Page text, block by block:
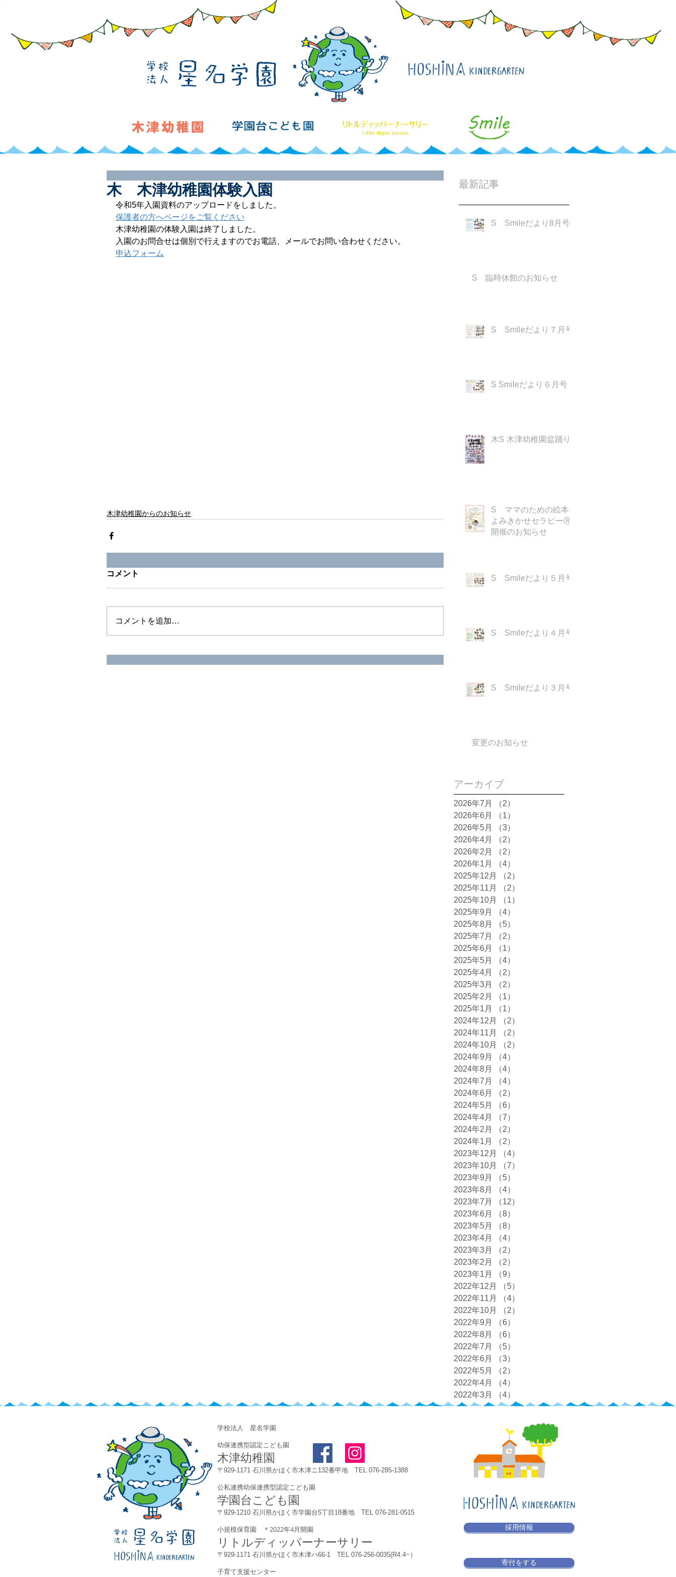
木 木津幼稚園体験入園
令和5年入園資料のアップロードをしました。
保護者の方へページをご覧ください
木津幼稚園の体験入園は終了しました。
入園のお問合せは個別で行えますのでお電話、メールでお問い合わせください。
申込フォーム
木津幼稚園からのお知らせ
コメント
コメントを追加…
最新記事
S Smileだより8月号
S 臨時休館のお知らせ
S Smileだより７月号
S Smileだより６月号
木S 木津幼稚園盆踊り
S ママのための絵本
よみきかせセラピーⓇ
開催のお知らせ
S Smileだより５月号
S Smileだより４月号
S Smileだより３月号
変更のお知らせ
アーカイブ
2026年7月 （2）
2026年6月
（1）
2026年5月
（3）
2026年4月
（2）
2026年2月
（2）
2026年1月
（4）
2025年12月
（2）
2025年11月
（2）
2025年10月
（1）
2025年9月
（4）
2025年8月
（5）
2025年7月
（2）
2025年6月
（1）
2025年5月
（4）
2025年4月
（2）
2025年3月
（2）
2025年2月
（1）
2025年1月
（1）
2024年12月
（2）
2024年11月
（2）
2024年10月
（2）
2024年9月
（4）
2024年8月
（4）
2024年7月
（4）
2024年6月
（2）
2024年5月
（6）
2024年4月
（7）
2024年2月
（2）
2024年1月
（2）
2023年12月
（4）
2023年10月
（7）
2023年9月
（5）
2023年8月
（4）
2023年7月
（12）
2023年6月
（8）
2023年5月
（8）
2023年4月
（4）
2023年3月
（2）
2023年2月
（2）
2023年1月
（9）
2022年12月
（5）
2022年11月
（4）
2022年10月
（2）
2022年9月
（6）
2022年8月
（6）
2022年7月
（5）
2022年6月
（3）
2022年5月
（2）
2022年4月
（4）
2022年3月
（4）
​学校法人 星名学園
幼保連携型認定こども園
木津幼稚園
〒929-1171 石川県かほく市木津ニ132番甲地 TEL 076-285-1388
公私連携幼保連携型認定こども園
学園台こども園
〒929-1210 石川県かほく市学園台5丁目18番地 TEL 076-281-0515
小規模保育園 ＊2022年4月開園
リトルディッパーナーサリー
〒929-1171 石川県かほく市木津ハ66-1 TEL 076-256-0035(R4.4~）
子育て支援センター
採用情報
寄付をする